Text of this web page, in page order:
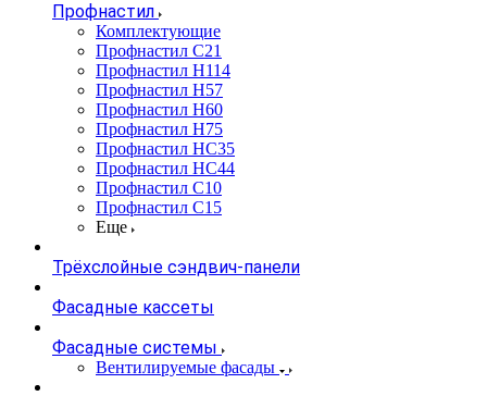
Профнастил
Комплектующие
Профнастил C21
Профнастил Н114
Профнастил Н57
Профнастил Н60
Профнастил Н75
Профнастил НС35
Профнастил НС44
Профнастил С10
Профнастил С15
Еще
Трёхслойные сэндвич-панели
Фасадные кассеты
Фасадные системы
Вентилируемые фасады